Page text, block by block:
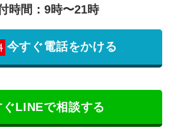
時間：9時〜21時
今すぐ電話をかける
ぐLINEで相談する